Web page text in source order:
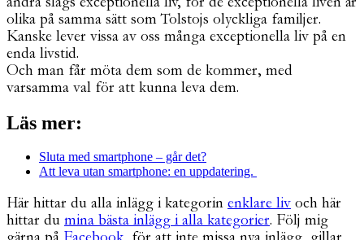
olika på samma sätt som Tolstojs olyckliga familjer.
Kanske lever vissa av oss många exceptionella liv på en
enda livstid.
Och man får möta dem som de kommer, med
varsamma val för att kunna leva dem.
Läs mer:
Sluta med smartphone – går det?
Att leva utan smartphone: en uppdatering.
Här hittar du alla inlägg i kategorin enklare liv och här
hittar du mina bästa inlägg i alla kategorier. Följ mig